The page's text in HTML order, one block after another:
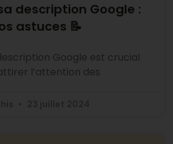
description Google :
astuces 📝
Google est crucial
l’attention des